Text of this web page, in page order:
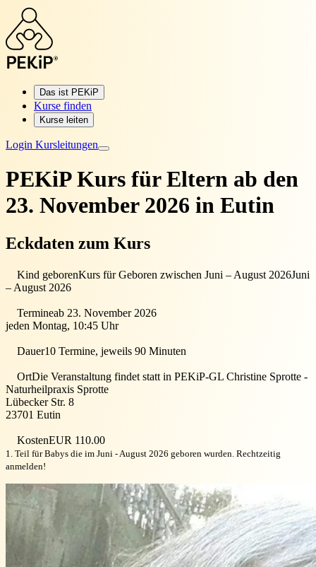
Das ist PEKiP
Kurse finden
Kurse leiten
Login Kursleitungen
PEKiP Kurs für Eltern ab den
23. November 2026 in Eutin
Eckdaten zum Kurs
Kind geborenKurs für Geboren zwischen Juni – August 2026Juni
– August 2026
Termineab 23. November 2026
jeden Montag, 10:45 Uhr
Dauer10 Termine, jeweils 90 Minuten
OrtDie Veranstaltung findet statt in PEKiP-GL Christine Sprotte -
Naturheilpraxis Sprotte
Lübecker Str. 8
23701 Eutin
KostenEUR 110.00
1. Teil für Babys die im Juni - August 2026 geboren wurden. Rechtzeitig
anmelden!